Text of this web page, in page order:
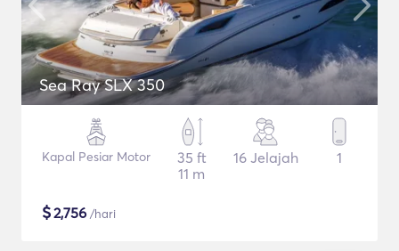
Sea Ray SLX 350
Kapal Pesiar Motor
35 ft
11 m
16 Jelajah 1
$2,756 /hari